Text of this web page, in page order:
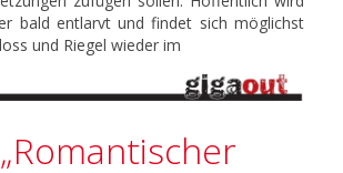
bald entlarvt und findet sich möglichst
und Riegel wieder im
„Romantischer